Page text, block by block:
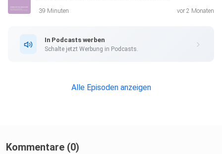
39 Minuten vor 2 Monaten
In Podcasts werben
Schalte jetzt Werbung in Podcasts.
Alle Episoden anzeigen
Kommentare (0)